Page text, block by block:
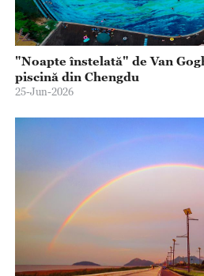
"Noapte înstelată" de Van
piscină din Chengdu
25-Jun-2026